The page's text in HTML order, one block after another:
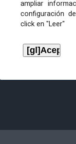
ampliar
configuración
click en "Leer"